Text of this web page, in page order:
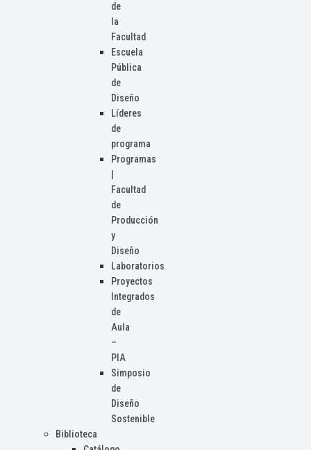
de
la
Facultad
Escuela
Pública
de
Diseño
Líderes
de
programa
Programas
Facultad
de
Producción
y
Diseño
Laboratorios
Proyectos
Integrados
de
Aula
–
PIA
Simposio
de
Diseño
Sostenible
Biblioteca